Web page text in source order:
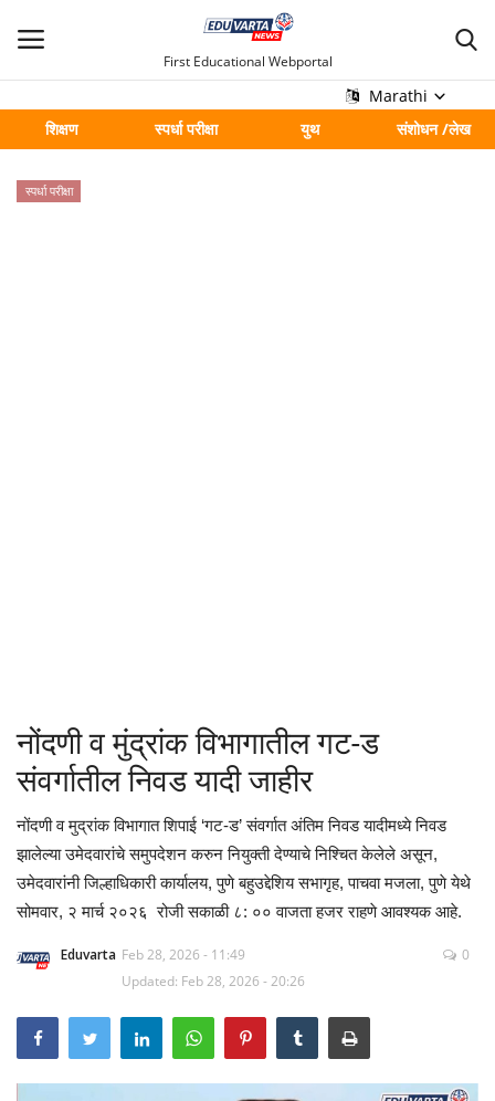
First Educational Webportal
Marathi
शिक्षण
स्पर्धा परीक्षा युथ संशोधन /लेख
मुख्य
Contact
गॅलरी
Language
Marathi
स्पर्धा परीक्षा
नोंदणी व मुंद्रांक विभागातील गट-ड
संवर्गातील निवड यादी जाहीर
नोंदणी व मुद्रांक विभागात शिपाई ‘गट-ड’ संवर्गात अंतिम निवड यादीमध्ये निवड
झालेल्या उमेदवारांचे समुपदेशन करुन नियुक्ती देण्याचे निश्चित केलेले असून,
उमेदवारांनी जिल्हाधिकारी कार्यालय, पुणे बहुउद्देशिय सभागृह, पाचवा मजला, पुणे येथे
सोमवार, २ मार्च २०२६ रोजी सकाळी ८: ०० वाजता हजर राहणे आवश्यक आहे.
Eduvarta Feb 28, 2026 - 11:49
Updated: Feb 28, 2026 - 20:26
0